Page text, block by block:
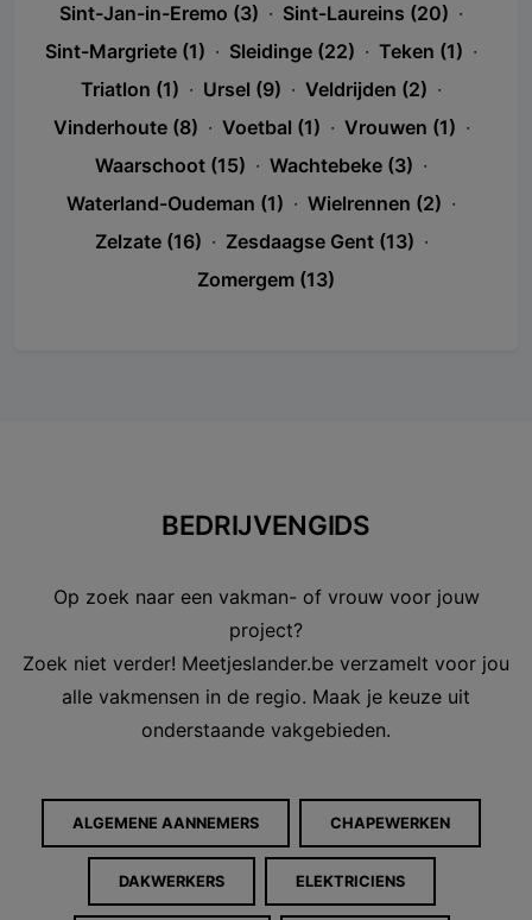
Sint-Jan-in-Eremo (3) · Sint-Laureins (20) ·
Sint-Margriete (1) · Sleidinge (22) · Teken (1) ·
Triatlon (1) · Ursel (9) · Veldrijden (2) ·
Vinderhoute (8) · Voetbal (1) · Vrouwen (1) ·
Waarschoot (15) · Wachtebeke (3) ·
Waterland-Oudeman (1) · Wielrennen (2) ·
Zelzate (16) · Zesdaagse Gent (13) ·
Zomergem (13)
BEDRIJVENGIDS
Op zoek naar een vakman- of vrouw voor jouw
project?
Zoek niet verder! Meetjeslander.be verzamelt voor jou
alle vakmensen in de regio. Maak je keuze uit
onderstaande vakgebieden.
ALGEMENE AANNEMERS CHAPEWERKEN
DAKWERKERS ELEKTRICIENS